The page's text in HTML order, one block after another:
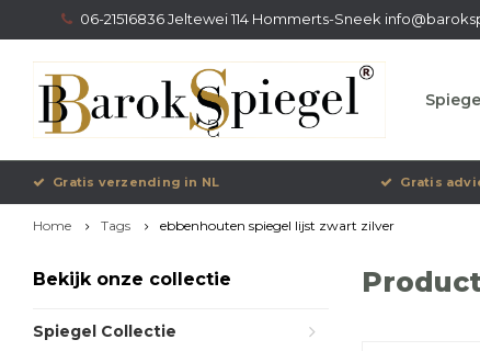
06-21516836 Jeltewei 114 Hommerts-Sneek
Gratis verzending in NL Gratis
Home Tags ebbenhouten spiegel lijst zwart zilver
Bekijk onze collectie
Spiegel Collectie